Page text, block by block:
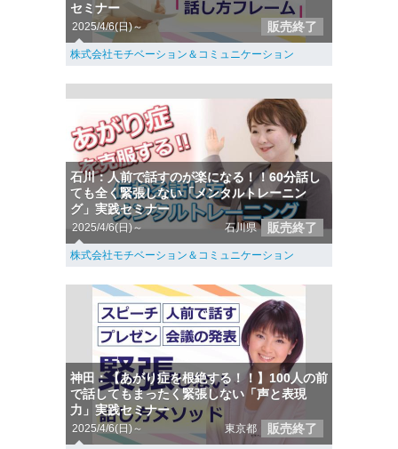
セミナー
2025/4/6(日)～ 販売終了
株式会社モチベーション＆コミュニケーション
石川：人前で話すのが楽になる！！60分話し
ても全く緊張しない「メンタルトレーニン
グ」実践セミナー
2025/4/6(日)～ 石川県 販売終了
株式会社モチベーション＆コミュニケーション
神田：【あがり症を根絶する！！】100人の前
で話してもまったく緊張しない「声と表現
力」実践セミナー
2025/4/6(日)～ 東京都 販売終了